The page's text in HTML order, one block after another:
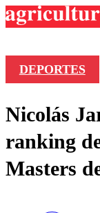
DEPORTES
Nicolás
ranking
Masters